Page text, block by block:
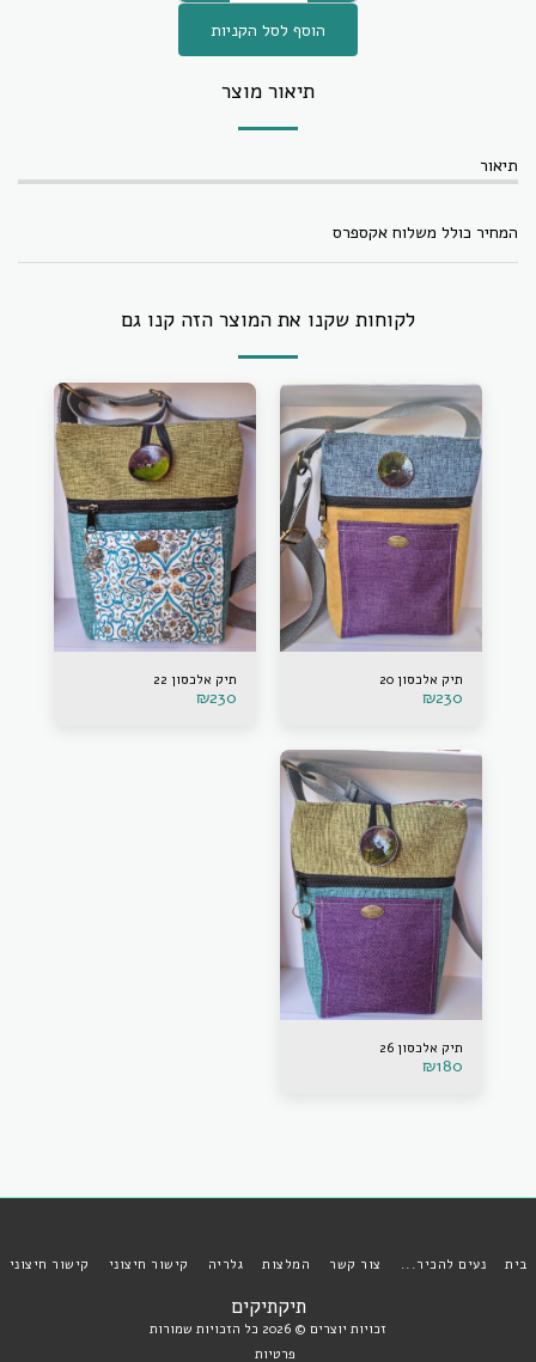
הוסף לסל הקניות
תיאור מוצר
תיאור
המחיר כולל משלוח אקספרס
לקוחות שקנו את המוצר הזה קנו גם
תיק אלכסון 20
₪230
תיק אלכסון 22
₪230
תיק אלכסון 26
₪180
תיקתיקים
זכויות יוצרים © 2026 כל הזכויות שמורות
פרטיות
בית נעים להכיר... צור קשר המלצות גלריה קישור חיצוני קישור חיצוני